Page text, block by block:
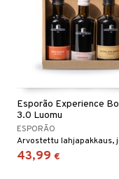
Esporão Experience
3.0 Luomu
ESPORÃO
43,99 €